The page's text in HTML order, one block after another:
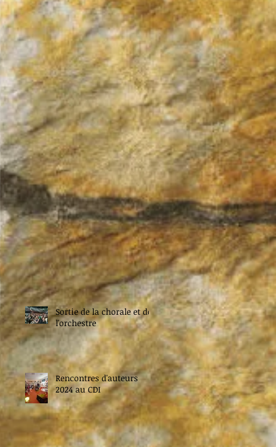
Sortie de la chorale et de
l'orchestre
Rencontres d'auteurs
2024 au CDI